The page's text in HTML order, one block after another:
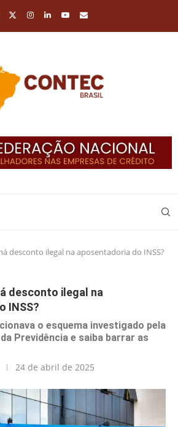
desconto ilegal na aposentadoria do INSS?
desconto ilegal na
INSS?
o esquema investigado pela
Previdência e saiba barrar as
24 de abril de 2025